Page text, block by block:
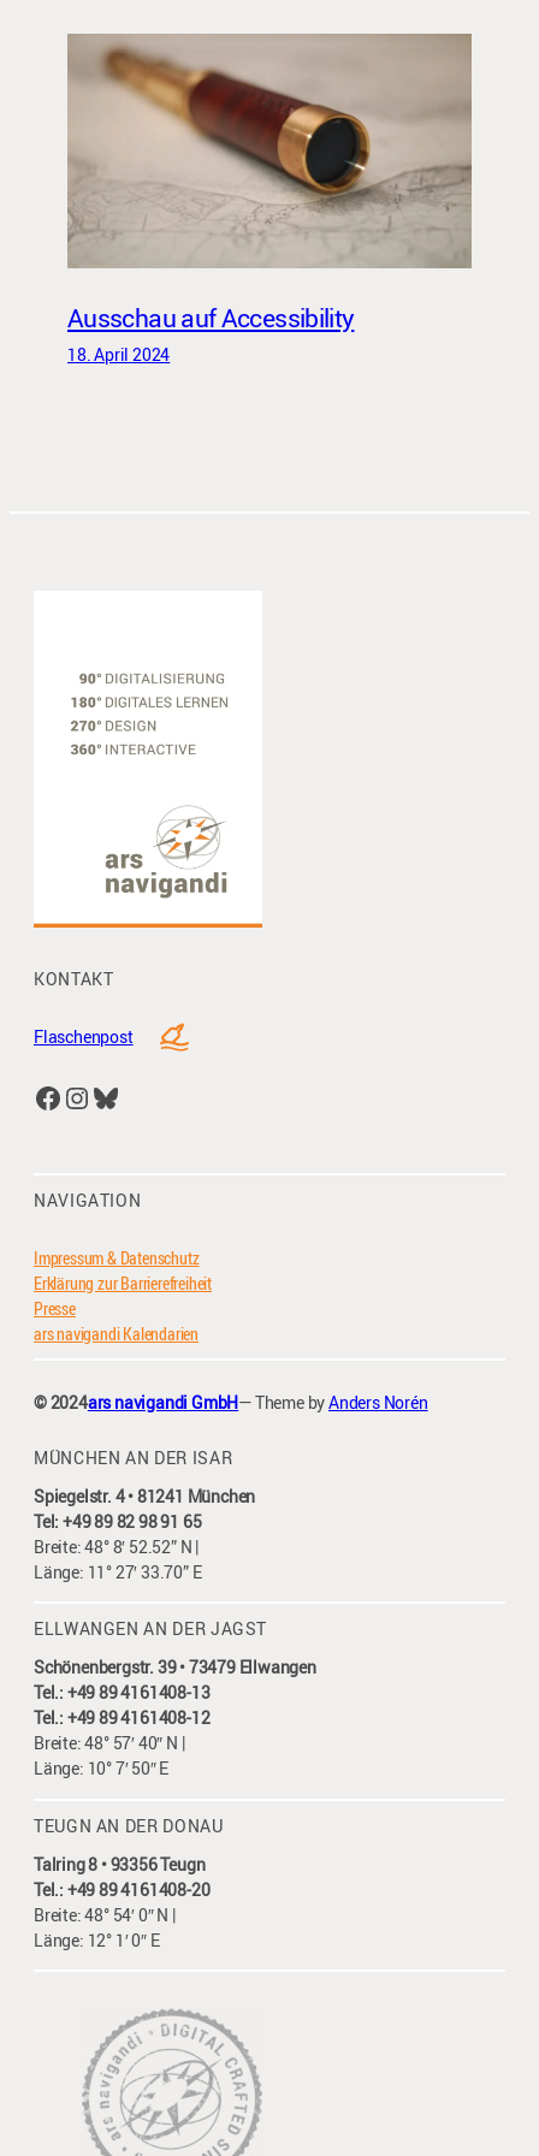
Ausschau auf Accessibility
18. April 2024
KONTAKT
Flaschenpost
Facebook InstagramBluesky
NAVIGATION
Impressum & Datenschutz
Erklärung zur Barrierefreiheit
Presse
ars navigandi Kalendarien
© 2024ars navigandi GmbH— Theme byAnders Norén
MÜNCHEN AN DER ISAR
Spiegelstr. 4 • 81241 München
Tel: +49 89 82 98 91 65
Breite: 48° 8′ 52.52” N |
Länge: 11° 27′ 33.70” E
ELLWANGEN AN DER JAGST
Schönenbergstr. 39 • 73479 Ellwangen
Tel.: +49 89 4161408-13
Tel.: +49 89 4161408-12
Breite: 48° 57′ 40″ N |
Länge: 10° 7′ 50″ E
TEUGN AN DER DONAU
Talring 8 • 93356 Teugn
Tel.: +49 89 4161408-20
Breite: 48° 54′ 0″ N |
Länge: 12° 1′ 0″ E